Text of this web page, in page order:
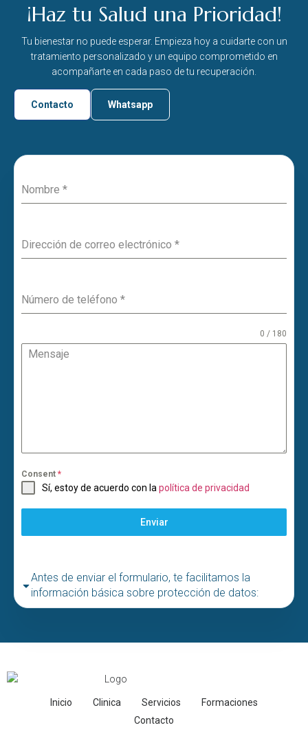
¡Haz tu Salud una Prioridad!
Tu bienestar no puede esperar. Empieza hoy a cuidarte con un
tratamiento personalizado y un equipo comprometido en
acompañarte en cada paso de tu recuperación.
Contacto Whatsapp
Nombre *
Dirección de correo electrónico *
Número de teléfono *
Mensaje
0 / 180
Consent *
Sí, estoy de acuerdo con lapolítica de privacidad
Enviar
Antes de enviar el formulario, te facilitamos la
información básica sobre protección de datos:
Inicio Clinica Servicios
Formaciones
Contacto